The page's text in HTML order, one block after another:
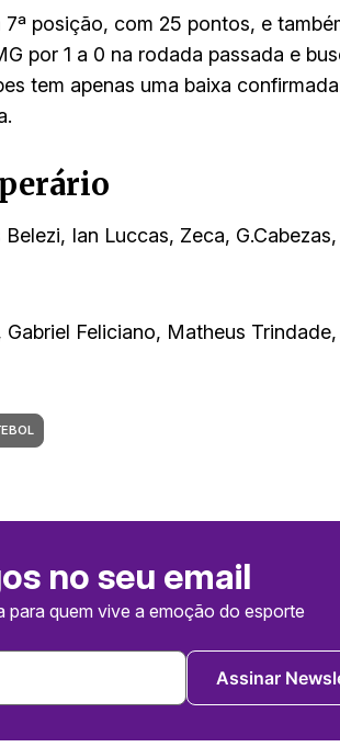
7ª posição, com 25 pontos, e
por 1 a 0 na rodada passada e
tem apenas uma baixa
Ian Luccas, Zeca,
Feliciano, Matheus
no seu email
para quem vive a emoção do esporte
Assinar